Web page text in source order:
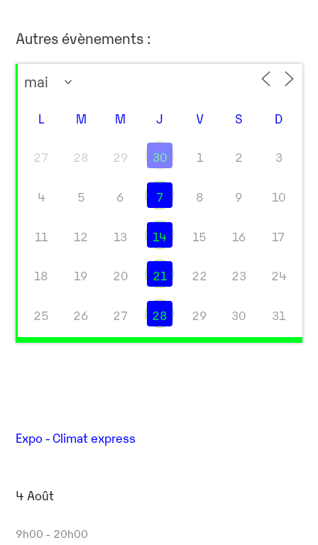
Autres évènements :
L M M J V S D
27 28 29 30 1 2 3
4 5 6 7 8 9 10
11 12 13 14 15 16 17
18 19 20 21 22 23 24
25 26 27 28 29 30 31
Expo - Climat express
4 Août
9h00 - 20h00